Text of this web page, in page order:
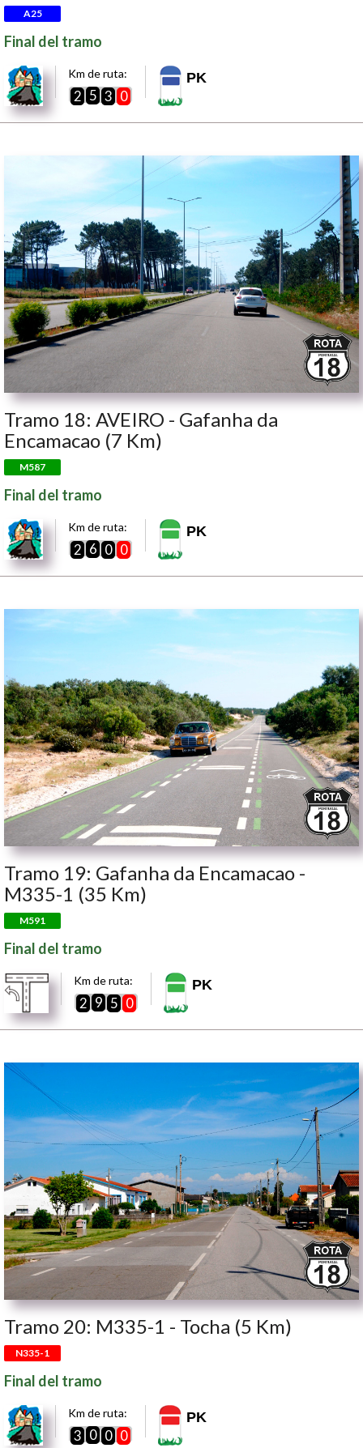
A25
Final del tramo
Km de ruta:
2 5 3 0
PK
Tramo 18: AVEIRO - Gafanha da
Encamacao (7 Km)
M587
Final del tramo
Km de ruta:
2 6 0 0
PK
Tramo 19: Gafanha da Encamacao -
M335-1 (35 Km)
M591
Final del tramo
Km de ruta:
2 9 5 0
PK
Tramo 20: M335-1 - Tocha (5 Km)
N335-1
Final del tramo
Km de ruta:
3 0 0 0
PK